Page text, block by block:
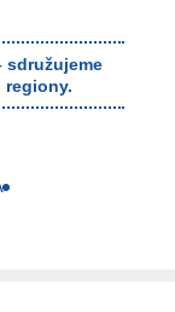
sdružujeme
regiony.